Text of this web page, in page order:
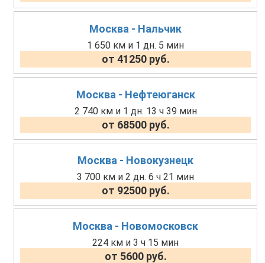
Москва - Нальчик
1 650 км и 1 дн. 5 мин
от 41250 руб.
Москва - Нефтеюганск
2 740 км и 1 дн. 13 ч 39 мин
от 68500 руб.
Москва - Новокузнецк
3 700 км и 2 дн. 6 ч 21 мин
от 92500 руб.
Москва - Новомосковск
224 км и 3 ч 15 мин
от 5600 руб.